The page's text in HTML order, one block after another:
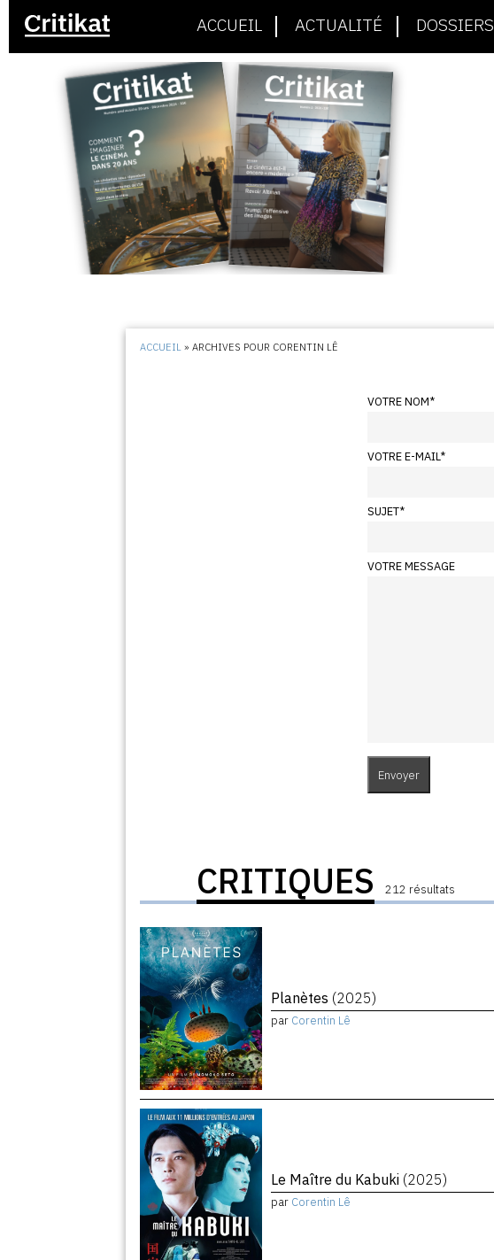
ACCUEIL ACTUALITÉ DOSSIERS
ACCUEIL »ARCHIVES POUR CORENTIN LÊ
VOTRE NOM*
VOTRE E-MAIL*
SUJET*
VOTRE MESSAGE
CRITIQUES 212 résultats
Planètes (2025)
par Corentin Lê
Le Maître du Kabuki (2025)
par Corentin Lê